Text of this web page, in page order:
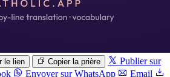
le lien Copier la prière
Publier sur
Envoyer sur WhatsApp Email